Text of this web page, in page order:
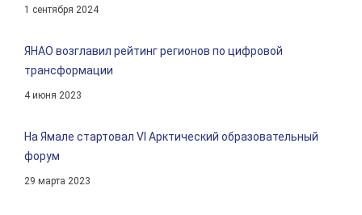
1 сентября 2024
ЯНАО возглавил рейтинг регионов по цифровой
трансформации
4 июня 2023
На Ямале стартовал VI Арктический образовательный
форум
29 марта 2023